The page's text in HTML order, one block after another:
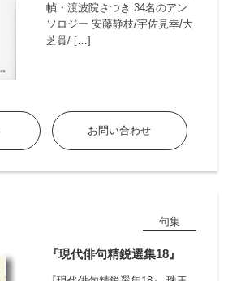
幀・渡波院さつき 34名のアン
ソロジー 安藤静枝/宇佐見幸/大
芝貫/ […]
お問い合わせ
句集
『現代俳句精鋭選集18』